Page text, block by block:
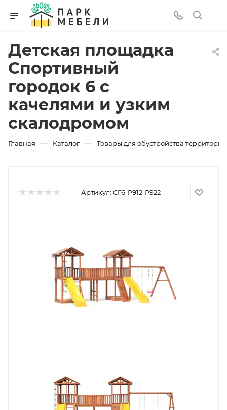
Детская площадка
Спортивный
городок 6 с
качелями и узким
скалодромом
Главная — Каталог — Товары для обустройства территории
Артикул: СГ6-Р912-Р922